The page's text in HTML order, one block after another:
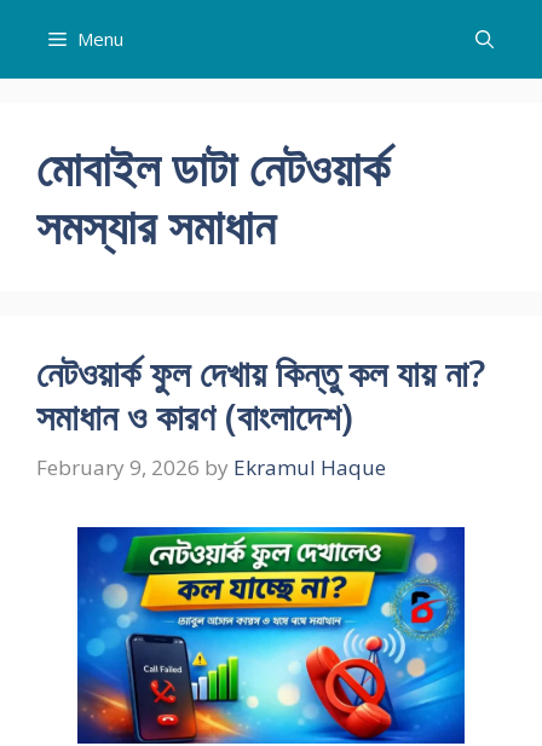
content
Menu
মোবাইল ডাটা নেটওয়ার্ক
সমস্যার সমাধান
নেটওয়ার্ক ফুল দেখায় কিন্তু কল যায় না?
সমাধান ও কারণ (বাংলাদেশ)
February 9, 2026 by Ekramul Haque